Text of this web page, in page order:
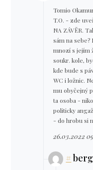
Tomio
T.O. - zde
NA ZÁVĚR.
sám na sebe?
mnozí s jejím
soukr. kole,
kde bude s
WC i ložnic.
mu obyčejný
ta osoba -
politicky
- do hrobu si
26.03.2022
#